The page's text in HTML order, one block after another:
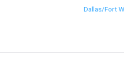
Dallas/Fort